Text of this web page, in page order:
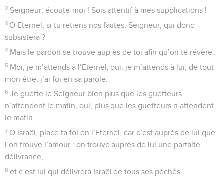
2 Seigneur, écoute-moi ! Sois attentif à mes supplications !
3 O Eternel, si tu retiens nos fautes, Seigneur, qui donc
subsistera ?
4 Mais le pardon se trouve auprès de toi afin qu’on te révère.
5 Moi, je m’attends à l’Eternel, oui, je m’attends à lui, de tout
mon être, j’ai foi en sa parole.
6 Je guette le Seigneur bien plus que les guetteurs
n’attendent le matin, oui, plus que les guetteurs n’attendent
le matin.
7 O Israël, place ta foi en l’Eternel, car c’est auprès de lui que
l’on trouve l’amour : on trouve auprès de lui une parfaite
délivrance,
8 et c’est lui qui délivrera Israël de tous ses péchés.